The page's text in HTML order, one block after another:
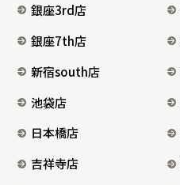
銀座3rd店
銀座7th店
新宿south店
池袋店
日本橋店
吉祥寺店